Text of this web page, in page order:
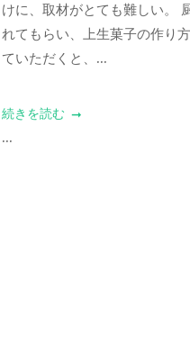
けに、取材がとても難しい。
れてもらい、上生菓子の作り
ていただくと、...
続きを読む
...